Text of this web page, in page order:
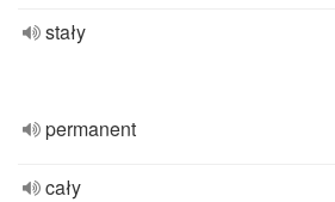
stały
permanent
cały